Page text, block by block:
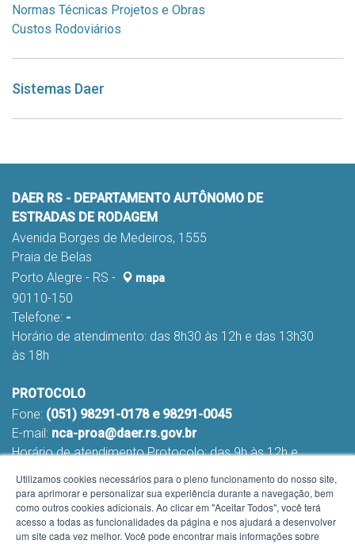
Normas Técnicas Projetos e Obras
Custos Rodoviários
Sistemas Daer
DAER RS - DEPARTAMENTO AUTÔNOMO DE
ESTRADAS DE RODAGEM
Avenida Borges de Medeiros, 1555
Praia de Belas
Porto Alegre - RS -
mapa
90110-150
Telefone: -
Horário de atendimento: das 8h30 às 12h e das 13h30
às 18h
PROTOCOLO
Fone: (051) 98291-0178 e 98291-0045
E-mail: nca-proa@daer.rs.gov.br
Horário de atendimento Protocolo: das 9h às 12h e
Utilizamos cookies necessários para o pleno funcionamento do nosso site,
para aprimorar e personalizar sua experiência durante a navegação, bem
como outros cookies adicionais. Ao clicar em "Aceitar Todos", você terá
acesso a todas as funcionalidades da página e nos ajudará a desenvolver
um site cada vez melhor. Você pode encontrar mais informações sobre